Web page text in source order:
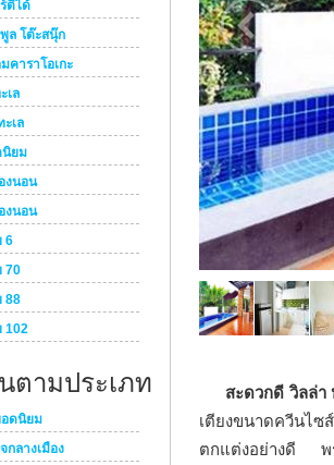
ตี้ได้
ล โต๊ะสนุ๊ก
คาราโอเกะ
เล
เล
ยม
งนอน
งนอน
6
70
88
102
ตามประเภท
ดนิยม
ลางเมือง
สะดวกดี วิลล่า
เตียงขนาดควีนไซ
ตกแต่งอย่างดี พ